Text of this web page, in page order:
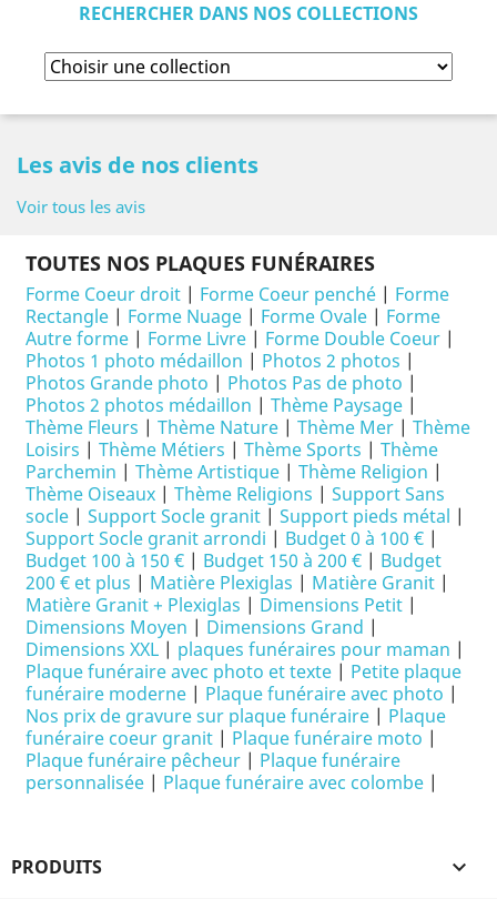
RECHERCHER DANS NOS COLLECTIONS
Les avis de nos clients
Voir tous les avis
TOUTES NOS PLAQUES FUNÉRAIRES
Forme Coeur droit | Forme Coeur penché | Forme
Rectangle | Forme Nuage | Forme Ovale | Forme
Autre forme | Forme Livre | Forme Double Coeur |
Photos 1 photo médaillon | Photos 2 photos |
Photos Grande photo | Photos Pas de photo |
Photos 2 photos médaillon | Thème Paysage |
Thème Fleurs | Thème Nature | Thème Mer | Thème
Loisirs | Thème Métiers | Thème Sports | Thème
Parchemin | Thème Artistique | Thème Religion |
Thème Oiseaux | Thème Religions | Support Sans
socle | Support Socle granit | Support pieds métal |
Support Socle granit arrondi | Budget 0 à 100 € |
Budget 100 à 150 € | Budget 150 à 200 € | Budget
200 € et plus | Matière Plexiglas | Matière Granit |
Matière Granit + Plexiglas | Dimensions Petit |
Dimensions Moyen | Dimensions Grand |
Dimensions XXL | plaques funéraires pour maman |
Plaque funéraire avec photo et texte | Petite plaque
funéraire moderne | Plaque funéraire avec photo |
Nos prix de gravure sur plaque funéraire | Plaque
funéraire coeur granit | Plaque funéraire moto |
Plaque funéraire pêcheur | Plaque funéraire
personnalisée | Plaque funéraire avec colombe |
PRODUITS 